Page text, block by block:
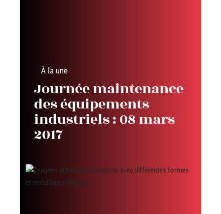
À la une
Journée maintenance
des équipements
industriels : 08 mars
2017